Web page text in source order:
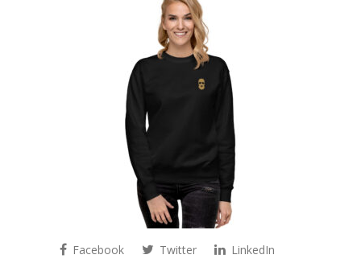
Facebook Twitter
LinkedIn